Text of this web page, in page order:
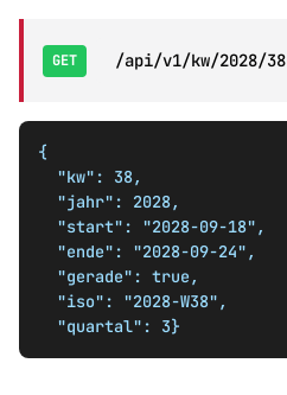
GET /api/v1/kw/2028/38
{
  "quartal": 3}